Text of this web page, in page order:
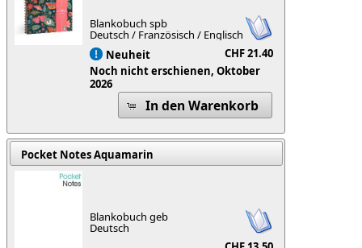
Blankobuch spb
Deutsch / Französisch / Englisch
Neuheit
CHF 21.40
Noch nicht erschienen, Oktober
2026
In den Warenkorb
Pocket Notes Aquamarin
Blankobuch geb
Deutsch